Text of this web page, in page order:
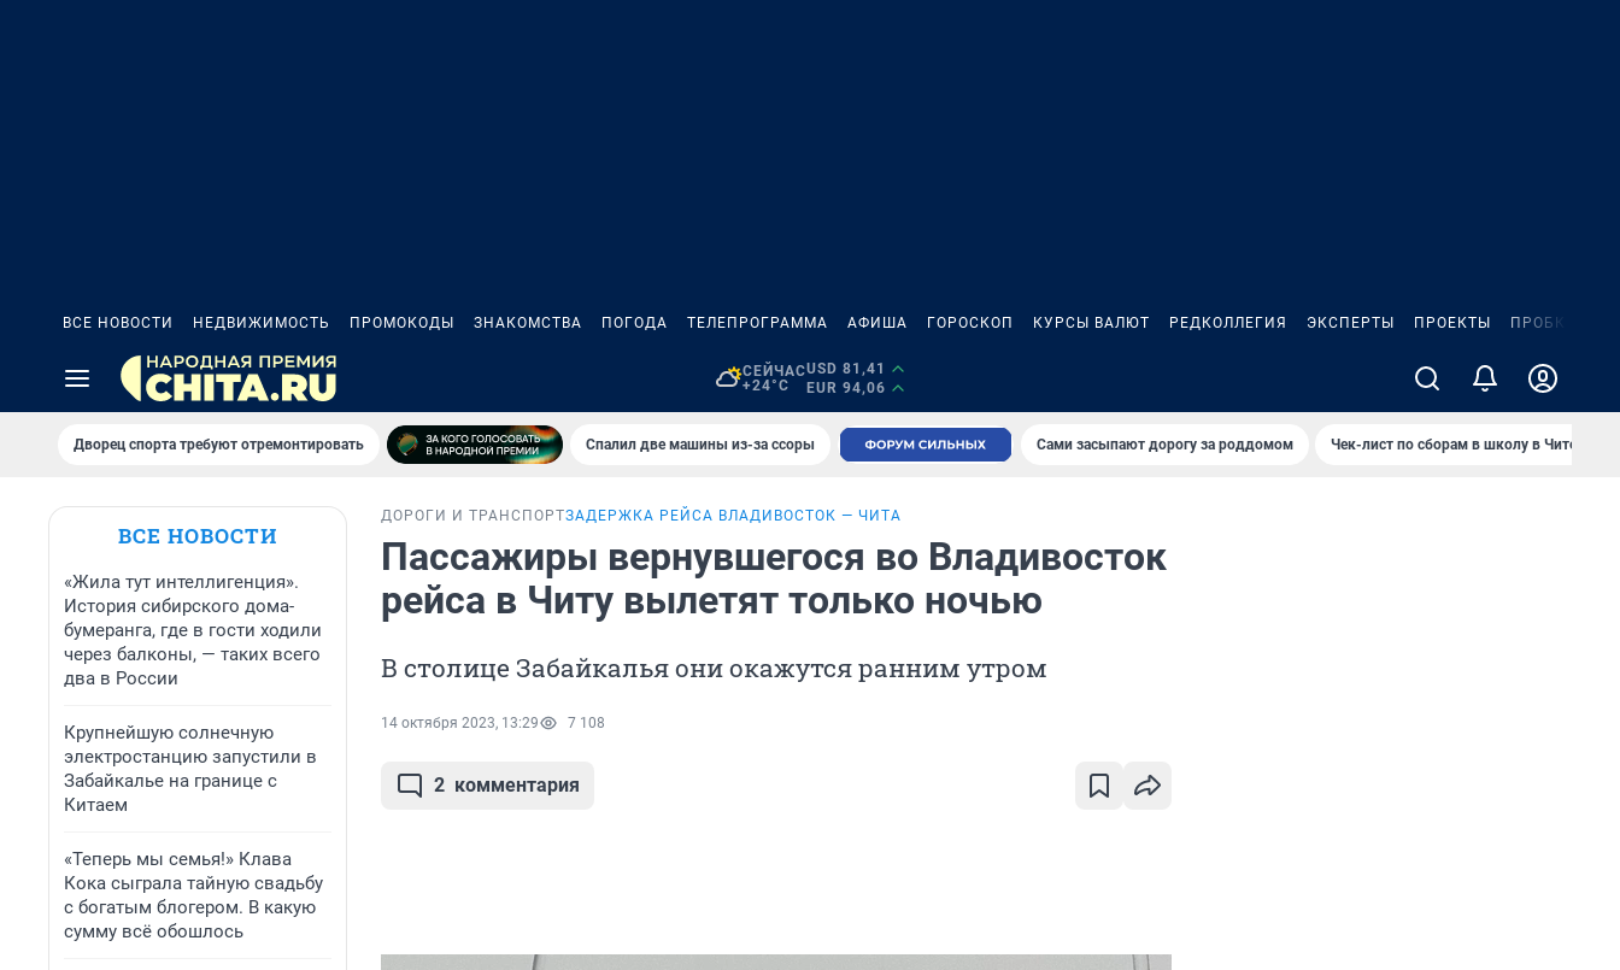
ВСЕ НОВОСТИ НЕДВИЖИМОСТЬ ПРОМОКОДЫ ЗНАКОМСТВА ПОГОДА ТЕЛЕПРОГРАММА АФИША ГОРОСКОП КУРСЫ ВАЛЮТ РЕДКОЛЛЕГИЯ ЭКСПЕРТЫ ПРОЕКТЫ ПРОБКИ
СЕЙЧАС
+24°C
USD 81,41
EUR 94,06
Дворец спорта требуют отремонтировать Спалил две машины из-за ссоры Сами засыпают дорогу за роддомом Чек-лист по сборам в школу в Чите
ВСЕ НОВОСТИ
«Жила тут интеллигенция».
История сибирского дома-
бумеранга, где в гости ходили
через балконы, — таких всего
два в России
Крупнейшую солнечную
электростанцию запустили в
Забайкалье на границе с
Китаем
«Теперь мы семья!» Клава
Кока сыграла тайную свадьбу
с богатым блогером. В какую
сумму всё обошлось
ДОРОГИ И ТРАНСПОРТЗАДЕРЖКА РЕЙСА ВЛАДИВОСТОК — ЧИТА
Пассажиры вернувшегося во Владивосток
рейса в Читу вылетят только ночью
В столице Забайкалья они окажутся ранним утром
14 октября 2023, 13:29 7 108
2 комментария